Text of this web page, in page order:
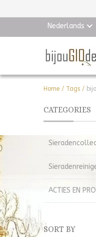
Nederlands
Home / Tags /
CATEGORIES
ACTIES EN
SORT BY